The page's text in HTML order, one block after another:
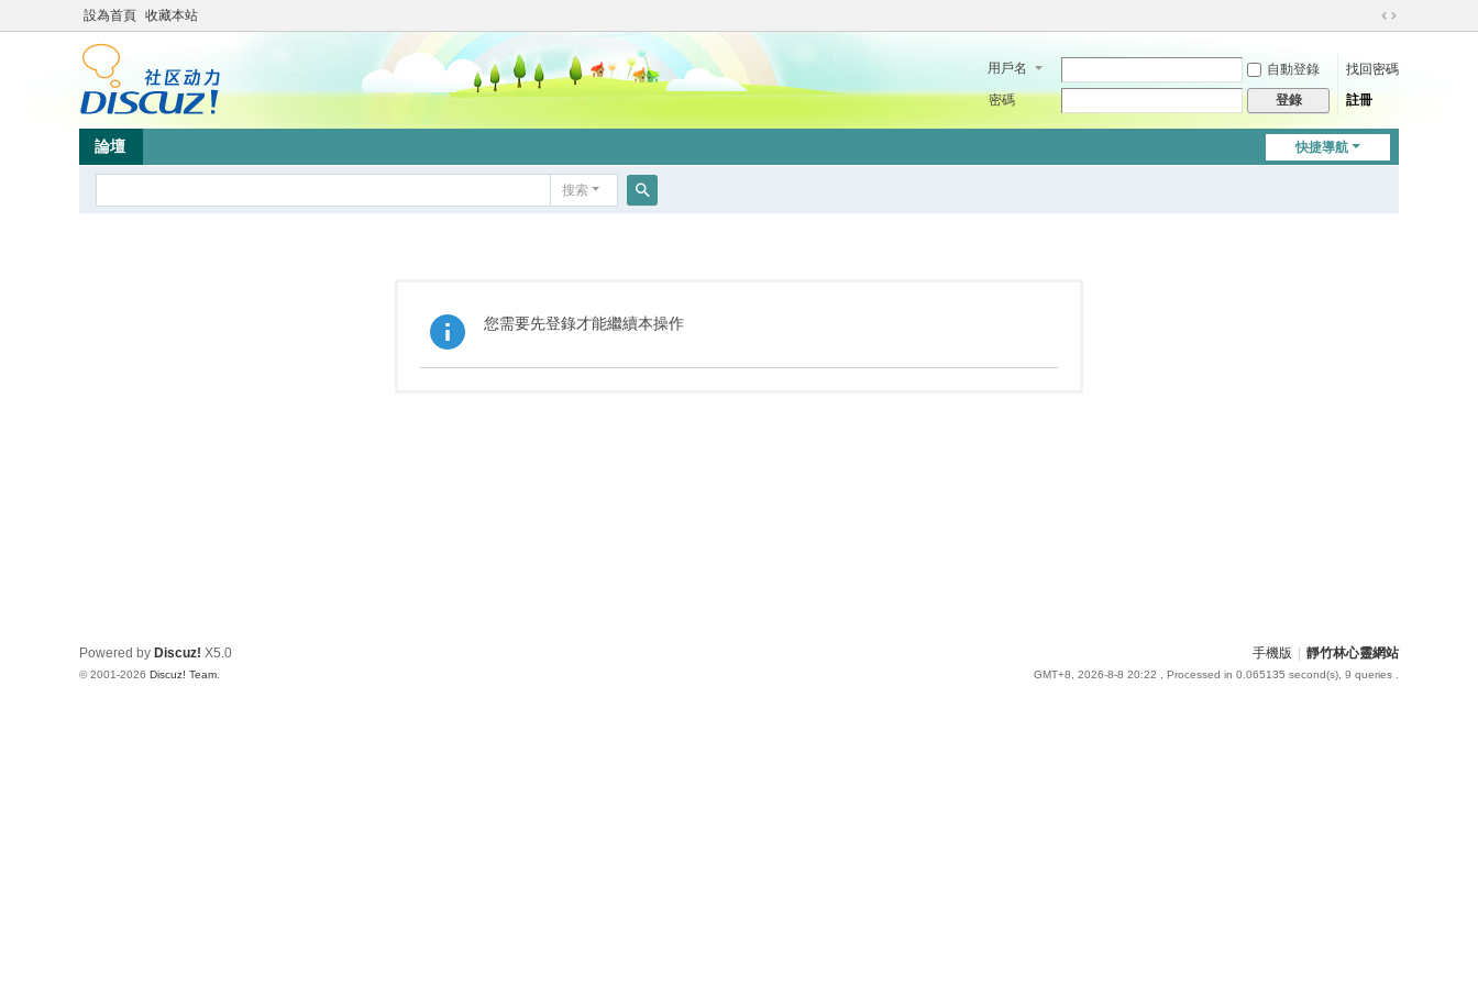
設為首頁 收藏本站
切
到
用戶名 自動登錄
找回密碼
密碼
登錄 註冊
快捷導航
論壇
搜索
您需要先登錄才能繼續本操作
手機版 靜竹林心靈網站
GMT+8, 2026-8-8 20:22 , Processed in 0.065135 second(s), 9 queries .
Powered by Discuz! X5.0
© 2001-2026 Discuz! Team